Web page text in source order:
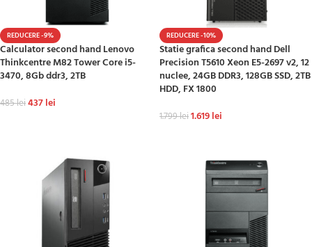
REDUCERE -9%
Calculator second hand Lenovo
Thinkcentre M82 Tower Core i5-
3470, 8Gb ddr3, 2TB
485lei437lei
REDUCERE -10%
Statie grafica second hand Dell
Precision T5610 Xeon E5-2697 v2, 12
nuclee, 24GB DDR3, 128GB SSD, 2TB
HDD, FX 1800
1.799lei1.619lei